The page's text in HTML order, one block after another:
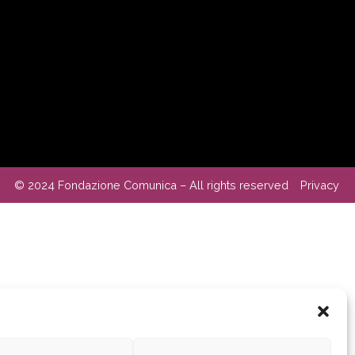
© 2024 Fondazione Comunica – All rights reserved Privacy